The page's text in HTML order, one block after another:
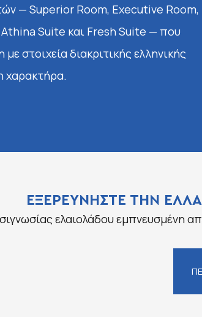
— Superior Room, Executive Room,
Suite και Fresh Suite — που
στοιχεία διακριτικής ελληνικής
χαρακτήρα.
ΕΞΕΡΕΥΝΗΣΤΕ ΤΗΝ
ελαιολάδου εμπνευσμένη